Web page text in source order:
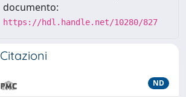
documento:
https://hdl.handle.net/10280/827
Citazioni
ND